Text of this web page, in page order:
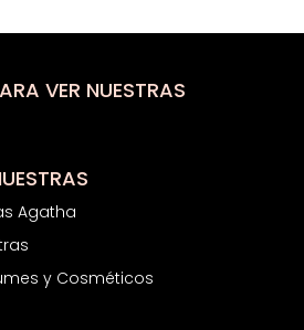
VER NUESTRAS
Agatha
y Cosméticos